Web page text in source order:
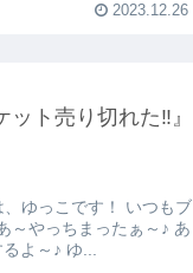
2023.12.26
ト売り切れた‼』
ゆっこです！ いつもブ
～やっちまったぁ～♪ あ
よ～♪ ゆ...